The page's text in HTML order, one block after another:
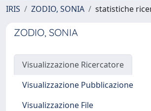
IRIS ZODIO, SONIA statistiche
ZODIO, SONIA
Visualizzazione Ricercatore
Visualizzazione Pubblicazione
Visualizzazione File